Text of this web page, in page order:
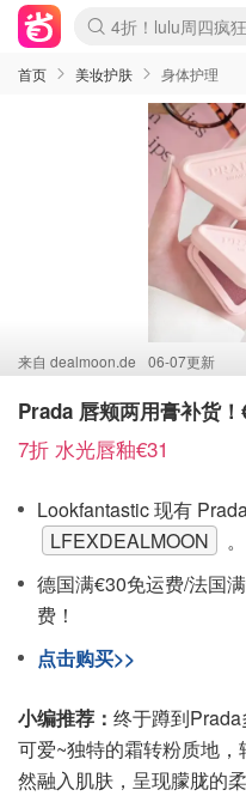
Boticinal 夏促开抢
4折！lulu周四疯
还没结束！
Joybuy变相75折
速领！Stanley独家
疑似霸哥！
Zalando 奥莱闪促
Moncler反季囤！
Coach Brooklyn仅
首页 美妆护肤 身体护理
来自 dealmoon.de 06-07更新
Prada 唇颊两用膏补货
7折 水光唇釉€31
Lookfantastic 现有
LFEXDEALMOON
。
德国满€30免运费/法国
费！
点击购买>>
小编推荐： 终于蹲到
可爱~独特的霜转粉质地
然融入肌肤，呈现朦胧的